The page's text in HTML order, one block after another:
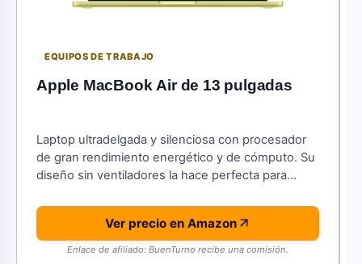
EQUIPOS DE TRABAJO
Apple MacBook Air de 13 pulgadas
Laptop ultradelgada y silenciosa con procesador
de gran rendimiento energético y de cómputo. Su
diseño sin ventiladores la hace perfecta para
Ver precio en Amazon
Enlace de afiliado: BuenTurno recibe una comisión.